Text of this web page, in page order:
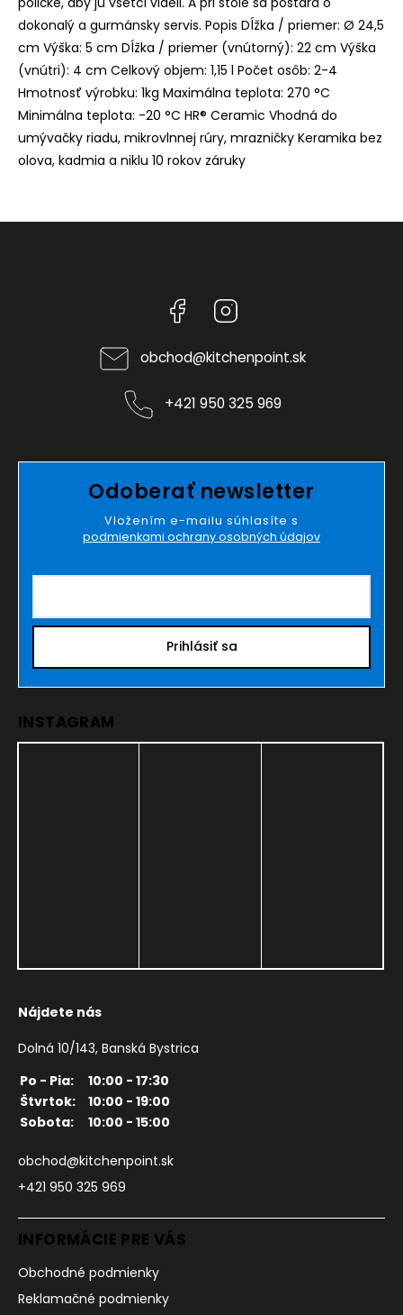
dokonalý a gurmánsky servis. Popis Dĺžka / priemer: Ø 24,5
cm Výška: 5 cm Dĺžka / priemer (vnútorný): 22 cm Výška
(vnútri): 4 cm Celkový objem: 1,15 l Počet osôb: 2-4
Hmotnosť výrobku: 1kg Maximálna teplota: 270 °C
Minimálna teplota: -20 °C HR® Ceramic Vhodná do
umývačky riadu, mikrovlnnej rúry, mrazničky Keramika bez
olova, kadmia a niklu 10 rokov záruky
Facebook
obchod@kitchenpoint.sk
+421 950 325 969
Odoberať newsletter
Vložením e-mailu súhlasíte s
podmienkami ochrany osobných údajov
Prihlásiť sa
INSTAGRAM
Nájdete nás
Dolná 10/143, Banská Bystrica
Po - Pia:
10:00 - 17:30
Štvrtok:
10:00 - 19:00
Sobota:
10:00 - 15:00
obchod@kitchenpoint.sk
+421 950 325 969
INFORMÁCIE PRE VÁS
Obchodné podmienky
Reklamačné podmienky